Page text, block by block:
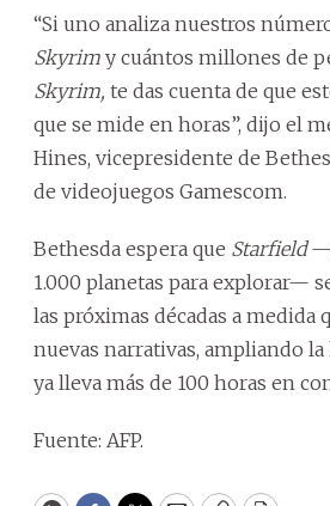
“Si uno analiza nuestros
Skyrim y cuántos millones de
Skyrim, te das cuenta de que
que se mide en horas”, dijo el
Hines, vicepresidente de
de videojuegos Gamescom.
Bethesda espera que Starfield
1.000 planetas para explorar—
las próximas décadas a medida
nuevas narrativas, ampliando
ya lleva más de 100 horas en
Fuente: AFP.